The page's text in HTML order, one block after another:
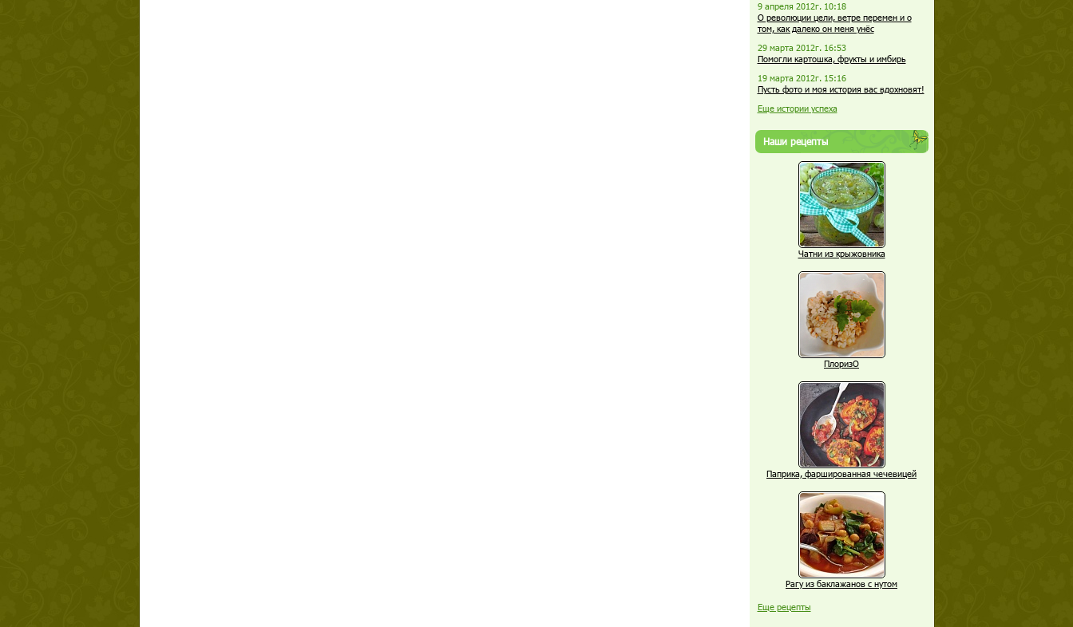
9 апреля 2012г. 10:18
О революции цели, ветре перемен и о
том, как далеко он меня унёс
29 марта 2012г. 16:53
Помогли картошка, фрукты и имбирь
19 марта 2012г. 15:16
Пусть фото и моя история вас вдохновят!
Еще истории успеха
Наши рецепты
Чатни из крыжовника
ПлоризО
Паприка, фаршированная чечевицей
Рагу из баклажанов с нутом
Еще рецепты